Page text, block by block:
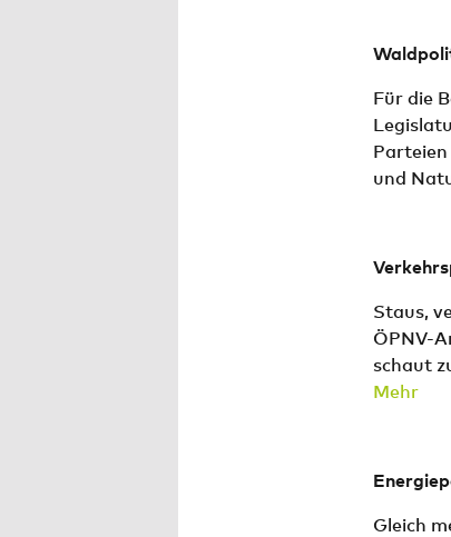
Für die
und
Staus,
ÖPNV-
schaut
Mehr
Gleich